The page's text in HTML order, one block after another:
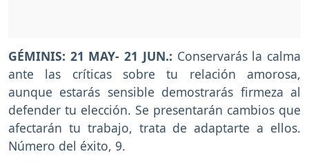
GÉMINIS: 21 MAY- 21 JUN.: Conservarás la calma
ante las críticas sobre tu relación amorosa,
aunque estarás sensible demostrarás firmeza al
defender tu elección. Se presentarán cambios que
afectarán tu trabajo, trata de adaptarte a ellos.
Número del éxito, 9.